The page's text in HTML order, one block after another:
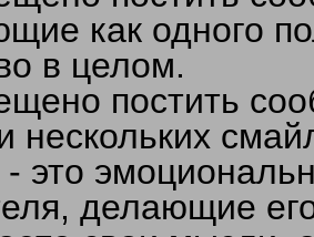
как одного
в целом.
постить
нескольких
это
делающие